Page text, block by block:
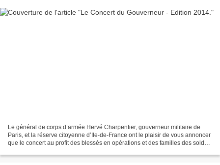
Le général de corps d’armée Hervé Charpentier, gouverneur militaire de
Paris, et la réserve citoyenne d’Ile-de-France ont le plaisir de vous annoncer
que le concert au profit des blessés en opérations et des familles des soldats